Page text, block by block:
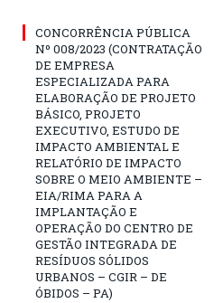
CONCORRÊNCIA PÚBLICA
Nº 008/2023 (CONTRATAÇÃO
DE EMPRESA
ESPECIALIZADA PARA
ELABORAÇÃO DE PROJETO
BÁSICO, PROJETO
EXECUTIVO, ESTUDO DE
IMPACTO AMBIENTAL E
RELATÓRIO DE IMPACTO
SOBRE O MEIO AMBIENTE –
EIA/RIMA PARA A
IMPLANTAÇÃO E
OPERAÇÃO DO CENTRO DE
GESTÃO INTEGRADA DE
RESÍDUOS SÓLIDOS
URBANOS – CGIR – DE
ÓBIDOS – PA)